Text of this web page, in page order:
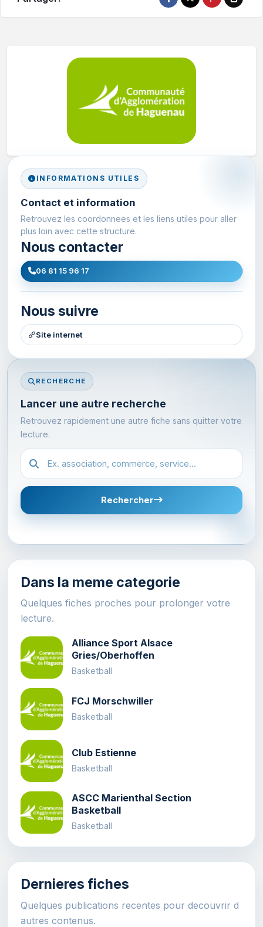
INFORMATIONS UTILES
Contact et information
Retrouvez les coordonnees et les liens utiles pour aller
plus loin avec cette structure.
Nous contacter
06 81 15 96 17
Nous suivre
Site internet
RECHERCHE
Lancer une autre recherche
Retrouvez rapidement une autre fiche sans quitter votre
lecture.
Recherche dans l'annuaire
Rechercher
Dans la meme categorie
Quelques fiches proches pour prolonger votre
lecture.
Alliance Sport Alsace
Gries/Oberhoffen
Basketball
FCJ Morschwiller
Basketball
Club Estienne
Basketball
ASCC Marienthal Section
Basketball
Basketball
Dernieres fiches
Quelques publications recentes pour decouvrir d
autres contenus.